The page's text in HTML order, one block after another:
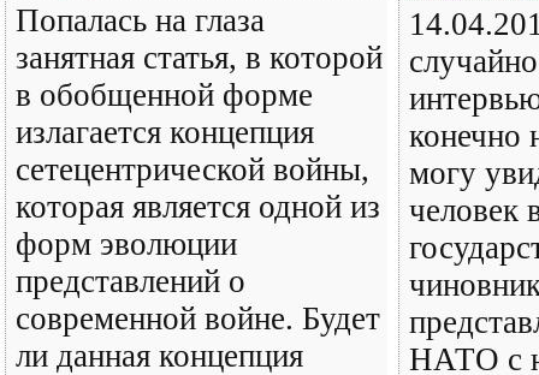
Попалась на глаза
занятная статья, в которой
в обобщенной форме
излагается концепция
сетецентрической войны,
которая является одной из
форм эволюции
представлений о
современной войне. Будет
ли данная концепция
конечно
могу
человек
НАТО с